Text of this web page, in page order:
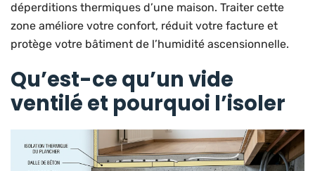
déperditions thermiques d’une maison. Traiter cette
zone améliore votre confort, réduit votre facture et
protège votre bâtiment de l’humidité ascensionnelle.
Qu’est-ce qu’un vide
ventilé et pourquoi l’isoler